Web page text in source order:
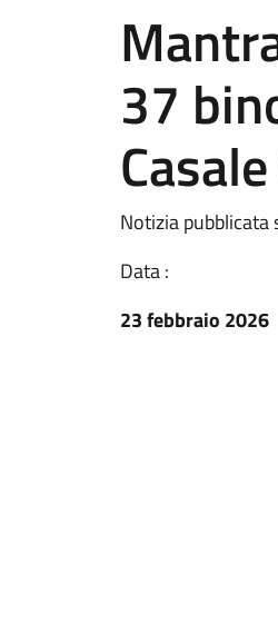
37
Notizia
Data :
23 febbraio 2026